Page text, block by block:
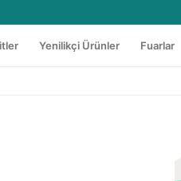
Yenilikçi Ürünler Fuarlar